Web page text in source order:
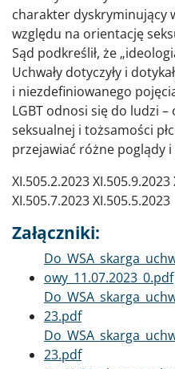
charakter dyskryminujący
względu na orientację
Sąd podkreślił, że
Uchwały dotyczyły i
i niezdefiniowanego
LGBT odnosi się do ludzi
seksualnej i tożsamości
przejawiać różne poglądy
XI.505.2.2023
XI.505.7.2023 XI.505.5.2023
Załączniki:
Dokument
owy_11.07.2023_0.pdf
Dokument
23.pdf
Dokument
23.pdf